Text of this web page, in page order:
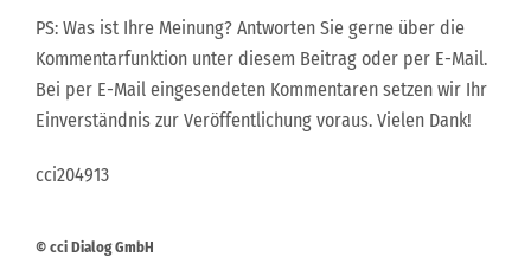
PS: Was ist Ihre Meinung? Antworten Sie gerne über die
Kommentarfunktion unter diesem Beitrag oder per E-Mail.
Bei per E-Mail eingesendeten Kommentaren setzen wir Ihr
Einverständnis zur Veröffentlichung voraus. Vielen Dank!
cci204913
© cci Dialog GmbH